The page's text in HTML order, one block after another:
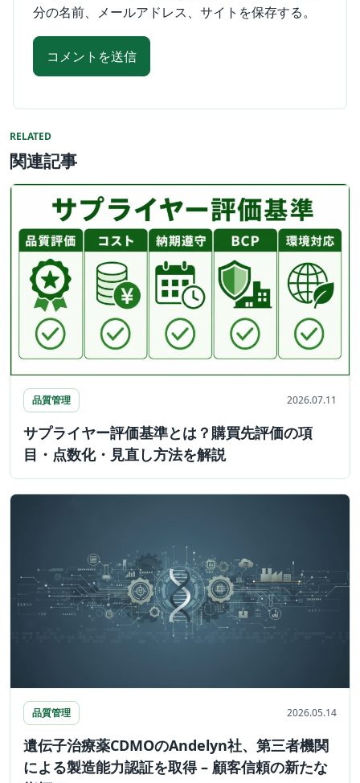
分の名前、メールアドレス、サイトを保存する。
RELATED
関連記事
品質管理 2026.07.11
サプライヤー評価基準とは？購買先評価の項
目・点数化・見直し方法を解説
品質管理 2026.05.14
遺伝子治療薬CDMOのAndelyn社、第三者機関
による製造能力認証を取得 – 顧客信頼の新たな